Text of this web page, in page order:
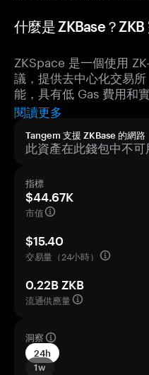
什麼是 ZKBase？ZKB
ZKSpace 是一個使用
議，提供去中心化交易
能，具有低 Gas 費用和
閱讀更多
Tangem 支援 ZKBase 的網路
此資產在此錢包中不可
指標
$44.67K
市值
$15.40
交易量（24小時）
0.22B ZKB
流通供應量
洞察
24h
1w